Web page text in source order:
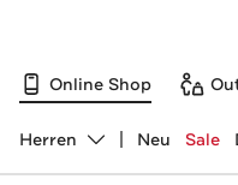
Online Shop
Abteilung ändern,
Herren Neu Sale